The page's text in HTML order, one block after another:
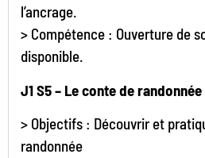
l’ancrage.
> Compétence : Ouverture de
disponible.
J1 S5 – Le conte de randonnée
> Objectifs : Découvrir et
randonnée